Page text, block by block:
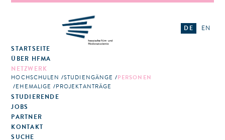
STARTSEITE
ÜBER HFMA
NETZWERK
HOCHSCHULEN STUDIENGÄNGE
PERSONEN
EHEMALIGE
PROJEKTANTRÄGE
STUDIERENDE
JOBS
PARTNER
KONTAKT
SUCHE
DE EN